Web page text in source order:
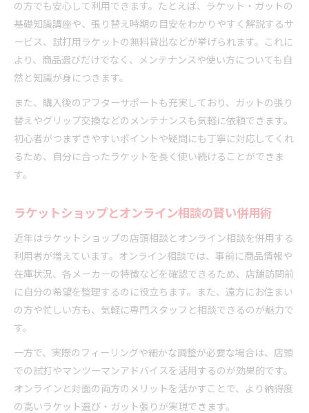
の方でも安心して利用できます。たとえば、ラケット・ガットの
基礎知識講座や、張り替え時期の目安をわかりやすく解説するサ
ービス、試打用ラケットの無料貸出などが挙げられます。これに
より、商品選びだけでなく、メンテナンスや使い方についても自
然と知識が身につきます。
また、購入後のアフターサポートも充実しており、ガットの張り
替えやグリップ交換などのメンテナンスも気軽に依頼できます。
初心者がつまずきやすいポイントや疑問にも丁寧に対応してくれ
るため、自分に合ったラケットを長く使い続けることができま
す。
ラケットショップとオンライン相談の賢い併用術
近年はラケットショップの店頭相談とオンライン相談を併用する
利用者が増えています。オンライン相談では、事前に商品情報や
在庫状況、各メーカーの特徴などを確認できるため、店舗訪問前
に自分の希望を整理するのに役立ちます。また、遠方にお住まい
の方や忙しい方も、気軽に専門スタッフと相談できるのが魅力で
す。
一方で、実際のフィーリングや細かな調整が必要な場合は、店頭
での試打やマンツーマンアドバイスを活用するのが効果的です。
オンラインと対面の両方のメリットを活かすことで、より納得度
の高いラケット選び・ガット張りが実現できます。